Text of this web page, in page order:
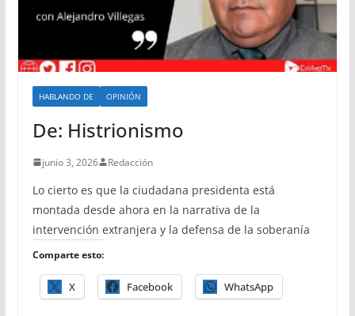
HABLANDO DE OPINIÓN
De: Histrionismo
junio 3, 2026 Redacción
Lo cierto es que la ciudadana presidenta está
montada desde ahora en la narrativa de la
intervención extranjera y la defensa de la soberanía
Comparte esto:
X Facebook WhatsApp